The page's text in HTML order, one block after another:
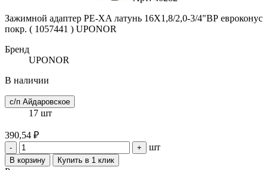
Зажимной адаптер PE-XA латунь 16X1,8/2,0-3/4"ВР евроконус
покр. ( 1057441 ) UPONOR
Бренд
UPONOR
В наличии
с/п Айдаровское
17 шт
390,54 ₽
- + шт
В корзину Купить в 1 клик